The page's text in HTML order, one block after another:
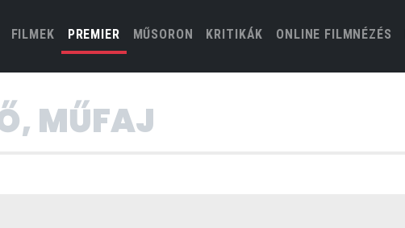
FILMEK(CURRENT)
PREMIER MŰSORON KRITIKÁK ONLINE FILMNÉZÉS